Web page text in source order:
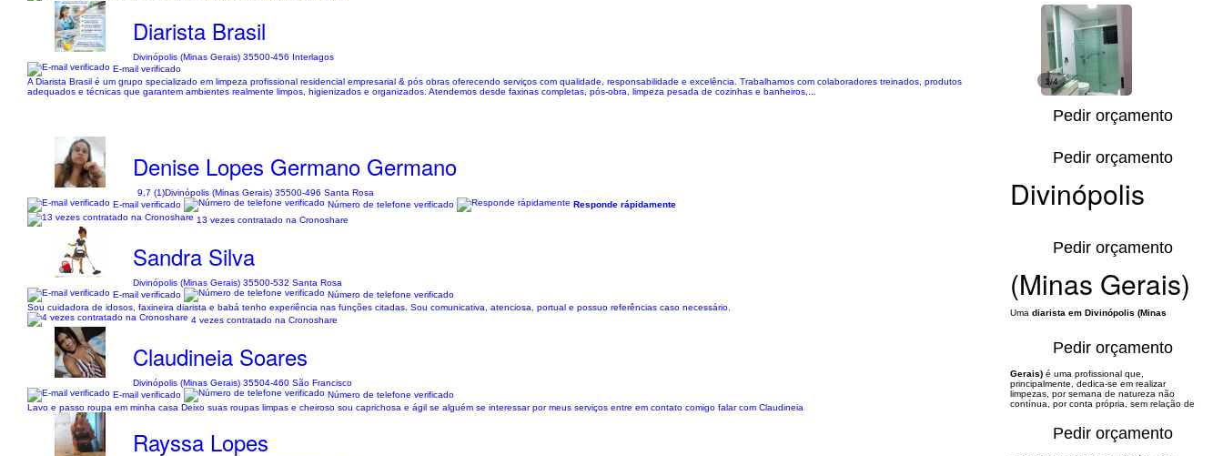
Diarista Brasil
Divinópolis (Minas Gerais) 35500-456 Interlagos
E-mail verificado
A Diarista Brasil é um grupo specializado em limpeza profissional residencial empresarial & pós obras oferecendo serviços com qualidade, responsabilidade e excelência. Trabalhamos com colaboradores treinados, produtos
adequados e técnicas que garantem ambientes realmente limpos, higienizados e organizados. Atendemos desde faxinas completas, pós-obra, limpeza pesada de cozinhas e banheiros,...
1/4
Pedir orçamento
Denise Lopes Germano Germano
9,7 (1)Divinópolis (Minas Gerais) 35500-496 Santa Rosa
E-mail verificado
Número de telefone verificado
Responde rápidamente
13 vezes contratado na Cronoshare
Pedir orçamento
Sandra Silva
Divinópolis (Minas Gerais) 35500-532 Santa Rosa
E-mail verificado
Número de telefone verificado
Sou cuidadora de idosos, faxineira diarista e babá tenho experiência nas funções citadas. Sou comunicativa, atenciosa, portual e possuo referências caso necessário.
4 vezes contratado na Cronoshare
Pedir orçamento
Claudineia Soares
Divinópolis (Minas Gerais) 35504-460 São Francisco
E-mail verificado
Número de telefone verificado
Lavo e passo roupa em minha casa Deixo suas roupas limpas e cheiroso sou caprichosa e ágil se alguém se interessar por meus serviços entre em contato comigo falar com Claudineia
Pedir orçamento
Rayssa Lopes Pedir orçamento
Divinópolis
(Minas Gerais)
Uma diarista em Divinópolis (Minas
Gerais) é uma profissional que,
principalmente, dedica-se em realizar
limpezas, por semana de natureza não
contínua, por conta própria, sem relação de